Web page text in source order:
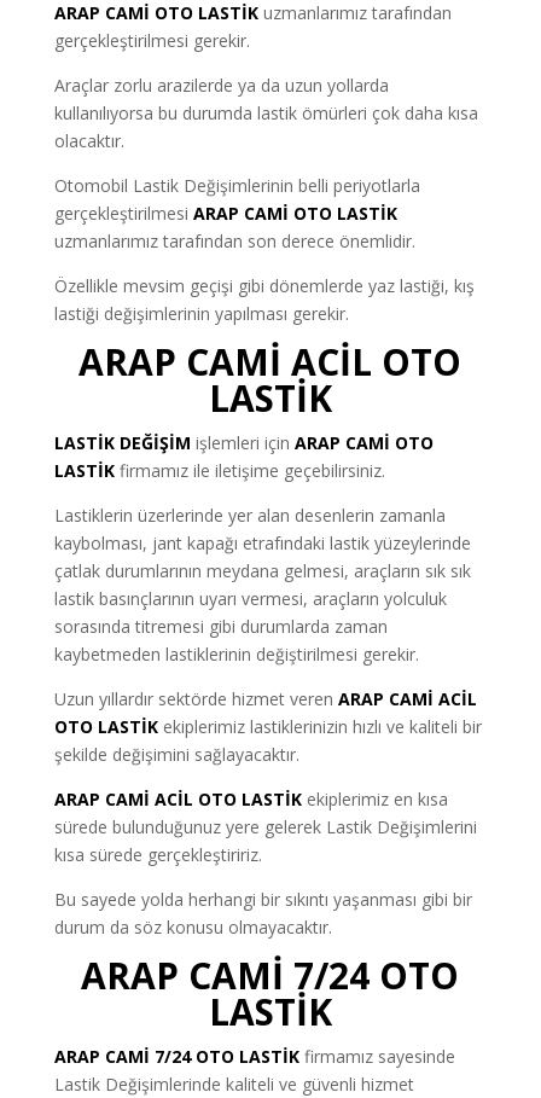
ARAP CAMİ OTO LASTİKuzmanlarımız tarafından
gerçekleştirilmesi gerekir.
Araçlar zorlu arazilerde ya da uzun yollarda
kullanılıyorsa bu durumda lastik ömürleri çok daha kısa
olacaktır.
Otomobil Lastik Değişimlerinin belli periyotlarla
gerçekleştirilmesi ARAP CAMİ OTO LASTİK
uzmanlarımız tarafından son derece önemlidir.
Özellikle mevsim geçişi gibi dönemlerde yaz lastiği, kış
lastiği değişimlerinin yapılması gerekir.
ARAP CAMİ ACİL OTO
LASTİK
LASTİK DEĞİŞİM işlemleri için ARAP CAMİ OTO
LASTİKfirmamız ile iletişime geçebilirsiniz.
Lastiklerin üzerlerinde yer alan desenlerin zamanla
kaybolması, jant kapağı etrafındaki lastik yüzeylerinde
çatlak durumlarının meydana gelmesi, araçların sık sık
lastik basınçlarının uyarı vermesi, araçların yolculuk
sorasında titremesi gibi durumlarda zaman
kaybetmeden lastiklerinin değiştirilmesi gerekir.
Uzun yıllardır sektörde hizmet veren ARAP CAMİ ACİL
OTO LASTİKekiplerimiz lastiklerinizin hızlı ve kaliteli bir
şekilde değişimini sağlayacaktır.
ARAP CAMİ ACİL OTO LASTİKekiplerimiz en kısa
sürede bulunduğunuz yere gelerek Lastik Değişimlerini
kısa sürede gerçekleştiririz.
Bu sayede yolda herhangi bir sıkıntı yaşanması gibi bir
durum da söz konusu olmayacaktır.
ARAP CAMİ 7/24 OTO
LASTİK
ARAP CAMİ 7/24 OTO LASTİKfirmamız sayesinde
Lastik Değişimlerinde kaliteli ve güvenli hizmet